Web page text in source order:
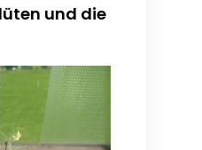
und die